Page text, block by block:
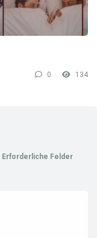
0 134
Erforderliche Felder